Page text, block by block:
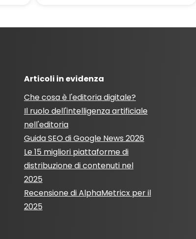
Articoli in evidenza
Che cosa è l'editoria digitale?
Il ruolo dell'intelligenza artificiale
nell'editoria
Guida SEO di Google News 2026
Le 15 migliori piattaforme di
distribuzione di contenuti nel
2025
Recensione di AlphaMetricx per il
2025